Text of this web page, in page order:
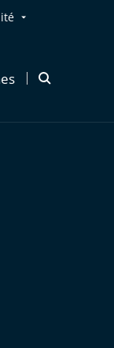
Ouvrir